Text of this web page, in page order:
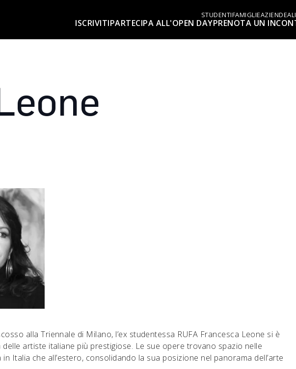
STUDENTIFAMIGLIEAZIENDE
ISCRIVITIPARTECIPA ALL'OPEN DAYPRENOTA UN
alla Triennale di Milano, l’ex studentessa RUFA Francesca Leone si è
artiste italiane più prestigiose. Le sue opere trovano spazio nelle
in Italia che all’estero, consolidando la sua posizione nel panorama dell’arte